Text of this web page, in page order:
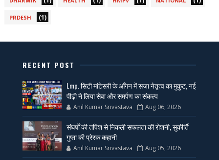
PRDESH (1)
RECENT POST
Lmp. सिटी मांटेसरी के आँगन में सजा नेतृत्व का मुकुट, नई
पीढ़ी ने लिया सेवा और समर्पण का संकल्प
Anil Kumar Srivastava Aug 06, 2026
संघर्षों की तपिश से निकली सफलता की रोशनी, सुकीर्ति
गुप्ता की प्रेरक कहानी
Anil Kumar Srivastava Aug 05, 2026